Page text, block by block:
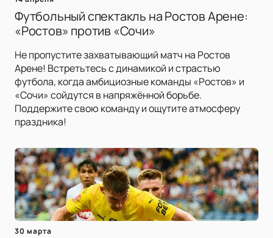
Футбольный спектакль на Ростов Арене:
«Ростов» против «Сочи»
Не пропустите захватывающий матч на Ростов
Арене! Встретьтесь с динамикой и страстью
футбола, когда амбициозные команды «Ростов» и
«Сочи» сойдутся в напряжённой борьбе.
Поддержите свою команду и ощутите атмосферу
праздника!
30 марта